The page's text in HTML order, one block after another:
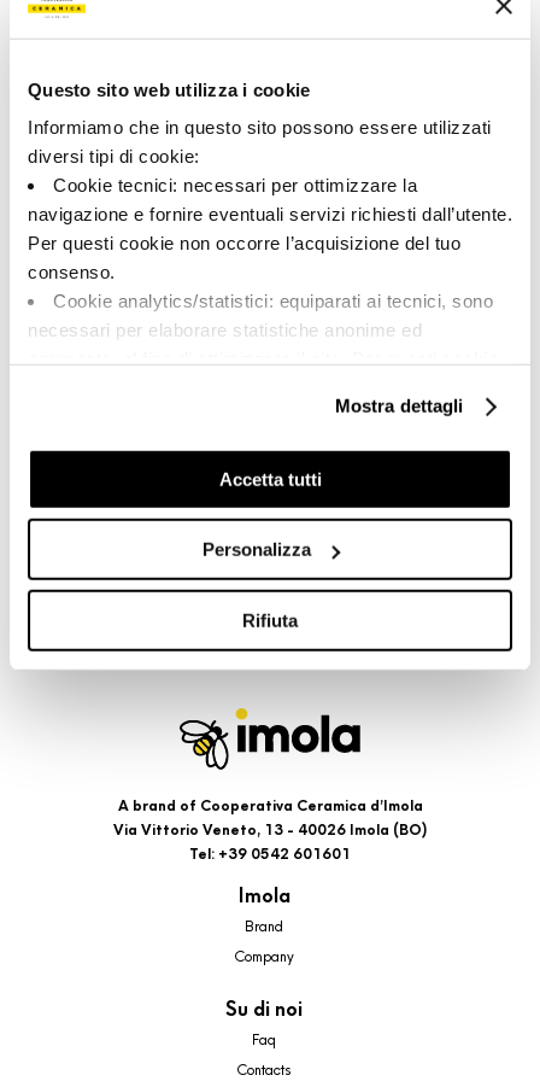
Questo sito web utilizza i cookie
Informiamo che in questo sito possono essere utilizzati
diversi tipi di cookie:
Cookie tecnici: necessari per ottimizzare la
navigazione e fornire eventuali servizi richiesti dall’utente.
Per questi cookie non occorre l’acquisizione del tuo
consenso.
Cookie analytics/statistici: equiparati ai tecnici, sono
necessari per elaborare statistiche anonime ed
Cookie di profilazione/marketing: sono utilizzati, solo
previo tuo consenso, per esaminare le tue abitudini di
navigazione e mostrarti quindi avvisi pubblicitari mirati, in
linea con le tue preferenze.
cookie di profilazione, selezionando uno dei bottoni sotto
riportati. Puoi avere maggiori dettagli visionando
l’Informativa estesa cookie. La chiusura del presente
banner comporterà il permanere dei soli cookie tecnici ed
comunque modificare le tue scelte in qualsiasi momento,
accedendo al link presente nel footer.
Mostra dettagli
Accetta tutti
Personalizza
Rifiuta
167486 | MK.CRE DL6 30
Collection
00715
Blanc
Catégorie:
Fond
Format:
naturel
Aspect superficiel:
mat
Stonalisation:
Share:
A brand of Cooperativa Ceramica d’Imola
Via Vittorio Veneto, 13 - 40026 Imola (BO)
Tel: +39 0542 601601
Imola
Brand
Company
Su di noi
Faq
Contacts